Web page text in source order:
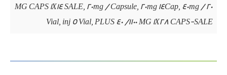
20 MG CAPS 1X14 SALE, 20mg / Capsule, 20mg 14Cap, 40mg /
Vial, inj 5 Vial, PLUS 40 /1100 MG 1X28 CAPS-SALE